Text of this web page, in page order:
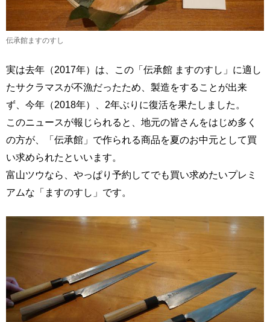
伝承館ますのすし
実は去年（2017年）は、この「伝承館 ますのすし」に適し
たサクラマスが不漁だったため、製造をすることが出来
ず、今年（2018年）、2年ぶりに復活を果たしました。
このニュースが報じられると、地元の皆さんをはじめ多く
の方が、「伝承館」で作られる商品を夏のお中元として買
い求められたといいます。
富山ツウなら、やっぱり予約してでも買い求めたいプレミ
アムな「ますのすし」です。